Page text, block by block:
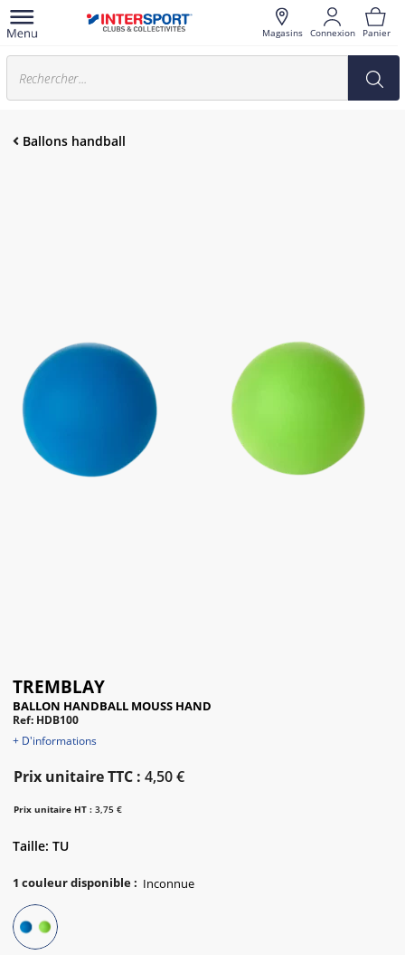
Magasins Connexion Panier
Ballons handball
TREMBLAY
BALLON HANDBALL MOUSS HAND
Ref: HDB100
+ D'informations
Prix unitaire TTC : 4,50 €
Prix unitaire HT : 3,75 €
Taille: TU
1 couleur disponible: